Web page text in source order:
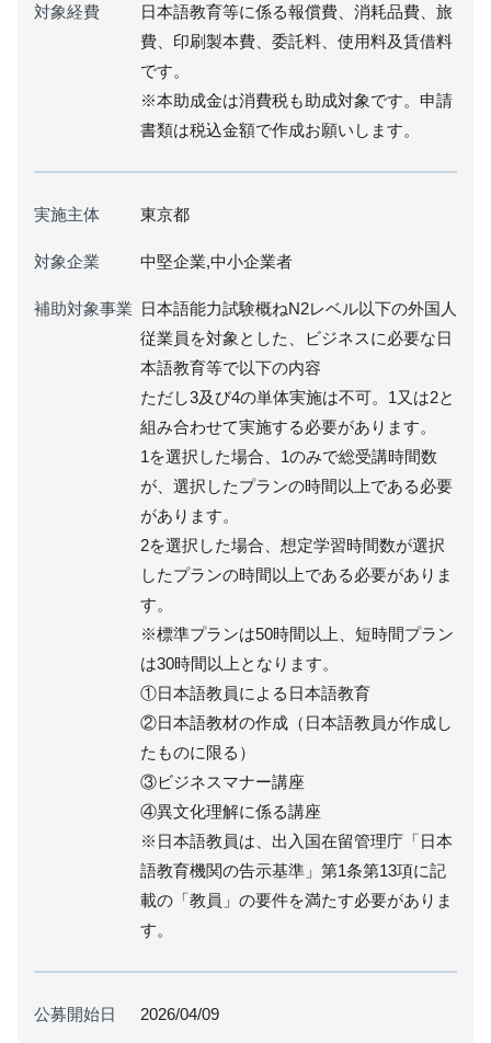
対象経費
日本語教育等に係る報償費、消耗品費、旅
費、印刷製本費、委託料、使用料及賃借料
です。
※本助成金は消費税も助成対象です。申請
書類は税込金額で作成お願いします。
実施主体 東京都
対象企業 中堅企業,中小企業者
補助対象事業 日本語能力試験概ねN2レベル以下の外国人
従業員を対象とした、ビジネスに必要な日
本語教育等で以下の内容
ただし3及び4の単体実施は不可。1又は2と
組み合わせて実施する必要があります。
1を選択した場合、1のみで総受講時間数
が、選択したプランの時間以上である必要
があります。
2を選択した場合、想定学習時間数が選択
したプランの時間以上である必要がありま
す。
※標準プランは50時間以上、短時間プラン
は30時間以上となります。
①日本語教員による日本語教育
②日本語教材の作成（日本語教員が作成し
たものに限る）
③ビジネスマナー講座
④異文化理解に係る講座
※日本語教員は、出入国在留管理庁「日本
語教育機関の告示基準」第1条第13項に記
載の「教員」の要件を満たす必要がありま
す。
公募開始日 2026/04/09